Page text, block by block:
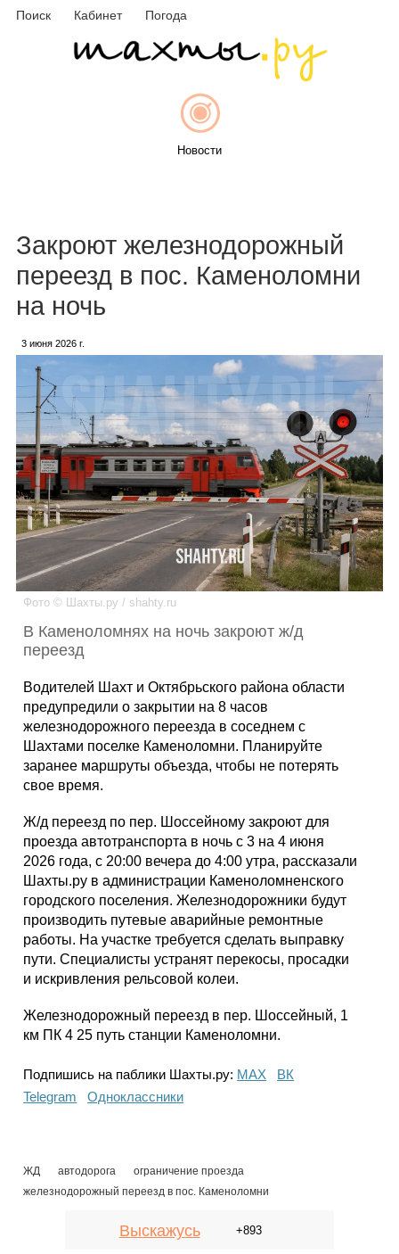
Поиск Кабинет Погода
Новости
Каталог
Инфо
Гороскоп
Фотогалерея
Закроют железнодорожный
переезд в пос. Каменоломни
на ночь
3 июня 2026 г.
Фото © Шахты.ру / shahty.ru
В Каменоломнях на ночь закроют ж/д
переезд
Водителей Шахт и Октябрьского района области
предупредили о закрытии на 8 часов
железнодорожного переезда в соседнем с
Шахтами поселке Каменоломни. Планируйте
заранее маршруты объезда, чтобы не потерять
свое время.
Ж/д переезд по пер. Шоссейному закроют для
проезда автотранспорта в ночь с 3 на 4 июня
2026 года, с 20:00 вечера до 4:00 утра, рассказали
Шахты.ру в администрации Каменоломненского
городского поселения. Железнодорожники будут
производить путевые аварийные ремонтные
работы. На участке требуется сделать выправку
пути. Специалисты устранят перекосы, просадки
и искривления рельсовой колеи.
Железнодорожный переезд в пер. Шоссейный, 1
км ПК 4 25 путь станции Каменоломни.
Подпишись на паблики Шахты.ру: МАХ
ВК
Telegram
Одноклассники
ЖД автодорога
ограничение проезда
железнодорожный переезд в пос. Каменоломни
Выскажусь +893